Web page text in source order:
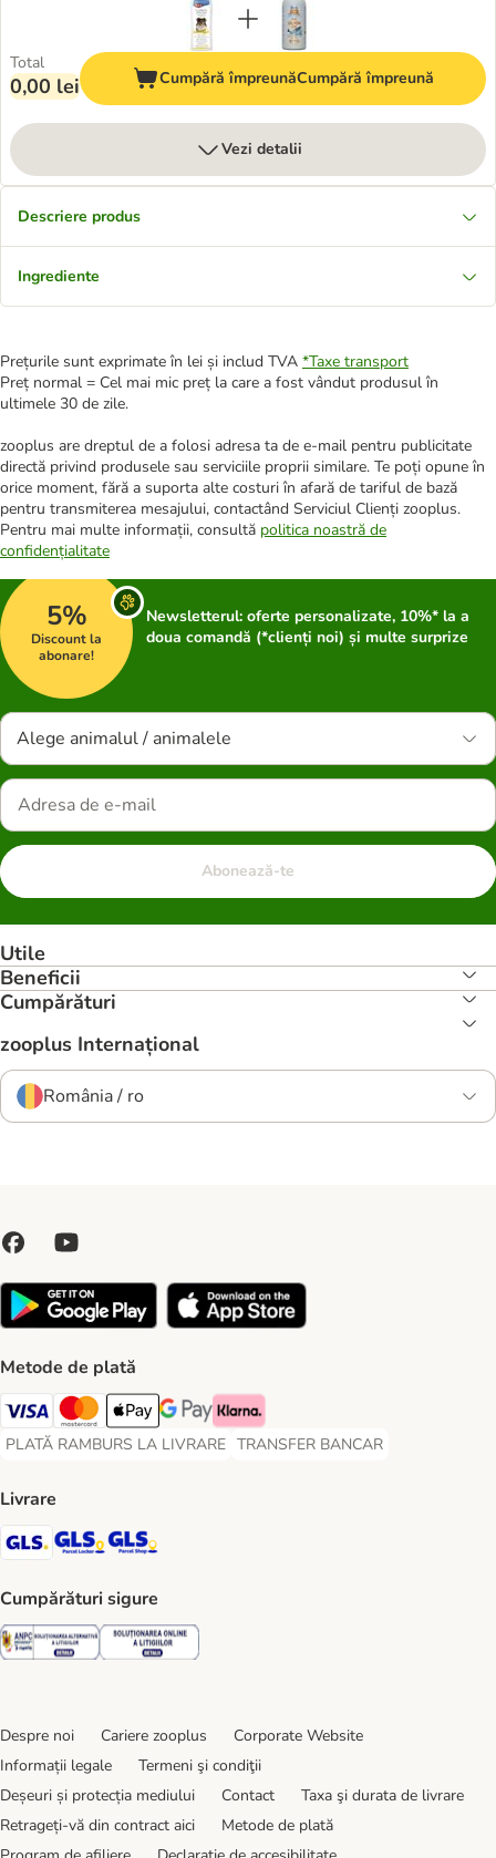
Total
0,00 lei Cumpără împreunăCumpără împreună
Vezi detalii
Descriere produs
Ingrediente
Prețurile sunt exprimate în lei și includ TVA *Taxe transport
Preț normal = Cel mai mic preț la care a fost vândut produsul în
ultimele 30 de zile.
zooplus are dreptul de a folosi adresa ta de e-mail pentru publicitate
directă privind produsele sau serviciile proprii similare. Te poți opune în
orice moment, fără a suporta alte costuri în afară de tariful de bază
pentru transmiterea mesajului, contactând Serviciul Clienți zooplus.
Pentru mai multe informații, consultă politica noastră de
confidențialitate
5%
Discount la
abonare!
Newsletterul: oferte personalizate, 10%* la a
doua comandă (*clienți noi) și multe surprize
Alege animalul / animalele
Abonează-te
Utile
Beneficii
Cumpărături
zooplus Internațional
România / ro
Metode de plată
Visa Payment Method
Master Card Payment Method
Apple Pay Payment Method
Google Pay Payment Method
Klarna Payment Method
PLATĂ RAMBURS LA LIVRARE
PLATĂ RAMBURS LA LIVRARE Payment Method
TRANSFER BANCAR
TRANSFER BANCAR Payment
Livrare
GLS Shipping Method
GLS Locker Shipping Method
Cumpărături sigure
Security Security
Despre noi Cariere zooplus
Corporate Website
Informații legale
Termeni şi condiţii
Deșeuri și protecția mediului
Contact
Taxa şi durata de livrare
Retrageți-vă din contract aici
Metode de plată